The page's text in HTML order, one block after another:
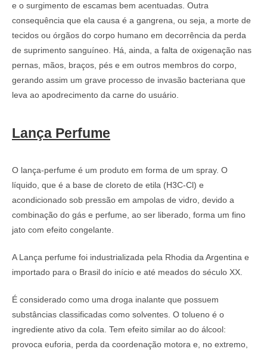
e o surgimento de escamas bem acentuadas. Outra
consequência que ela causa é a gangrena, ou seja, a morte de
tecidos ou órgãos do corpo humano em decorrência da perda
de suprimento sanguíneo. Há, ainda, a falta de oxigenação nas
pernas, mãos, braços, pés e em outros membros do corpo,
gerando assim um grave processo de invasão bacteriana que
leva ao apodrecimento da carne do usuário.
Lança Perfume
O lança-perfume é um produto em forma de um spray. O
líquido, que é a base de cloreto de etila (H3C-Cl) e
acondicionado sob pressão em ampolas de vidro, devido a
combinação do gás e perfume, ao ser liberado, forma um fino
jato com efeito congelante.
A Lança perfume foi industrializada pela Rhodia da Argentina e
importado para o Brasil do início e até meados do século XX.
É considerado como uma droga inalante que possuem
substâncias classificadas como solventes. O tolueno é o
ingrediente ativo da cola. Tem efeito similar ao do álcool:
provoca euforia, perda da coordenação motora e, no extremo,